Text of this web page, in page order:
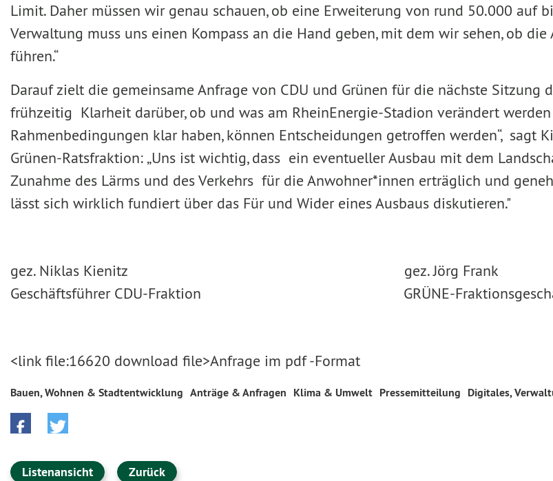
Limit. Daher müssen wir genau schauen, ob eine Erweiterung von rund 50.000 auf
Verwaltung muss uns einen Kompass an die Hand geben, mit dem wir sehen, ob
führen.“
Darauf zielt die gemeinsame Anfrage von CDU und Grünen für die nächste Sitzung
frühzeitig Klarheit darüber, ob und was am RheinEnergie-Stadion verändert
Rahmenbedingungen klar haben, können Entscheidungen getroffen werden“, sagt
Grünen-Ratsfraktion: „Uns ist wichtig, dass ein eventueller Ausbau mit dem
Zunahme des Lärms und des Verkehrs für die Anwohner*innen erträglich und
lässt sich wirklich fundiert über das Für und Wider eines Ausbaus diskutieren."
gez. Niklas Kienitz gez. Jörg Frank
Geschäftsführer CDU-Fraktion GRÜNE-
<link file:16620 download file>Anfrage im pdf -Format
Bauen, Wohnen & Stadtentwicklung Anträge & Anfragen Klima & Umwelt Pressemitteilung Digitales,
Listenansicht Zurück